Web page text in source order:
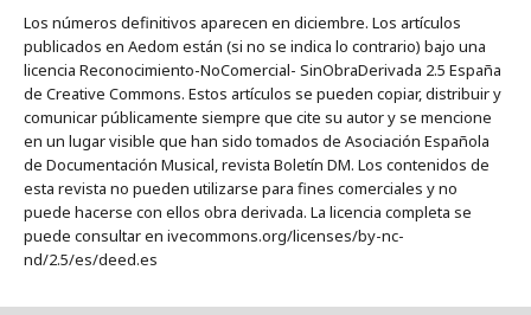
Los números definitivos aparecen en diciembre. Los artículos
publicados en Aedom están (si no se indica lo contrario) bajo una
licencia Reconocimiento-NoComercial- SinObraDerivada 2.5 España
de Creative Commons. Estos artículos se pueden copiar, distribuir y
comunicar públicamente siempre que cite su autor y se mencione
en un lugar visible que han sido tomados de Asociación Española
de Documentación Musical, revista Boletín DM. Los contenidos de
esta revista no pueden utilizarse para fines comerciales y no
puede hacerse con ellos obra derivada. La licencia completa se
puede consultar en ivecommons.org/licenses/by-nc-
nd/2.5/es/deed.es